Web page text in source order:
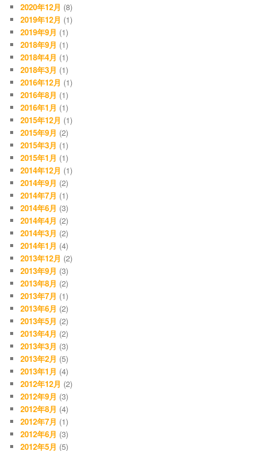
2020年12月 (8)
2019年12月 (1)
2019年9月 (1)
2018年9月 (1)
2018年4月 (1)
2018年3月 (1)
2016年12月 (1)
2016年8月 (1)
2016年1月 (1)
2015年12月 (1)
2015年9月 (2)
2015年3月 (1)
2015年1月 (1)
2014年12月 (1)
2014年9月 (2)
2014年7月 (1)
2014年6月 (3)
2014年4月 (2)
2014年3月 (2)
2014年1月 (4)
2013年12月 (2)
2013年9月 (3)
2013年8月 (2)
2013年7月 (1)
2013年6月 (2)
2013年5月 (2)
2013年4月 (2)
2013年3月 (3)
2013年2月 (5)
2013年1月 (4)
2012年12月 (2)
2012年9月 (3)
2012年8月 (4)
2012年7月 (1)
2012年6月 (3)
2012年5月 (5)